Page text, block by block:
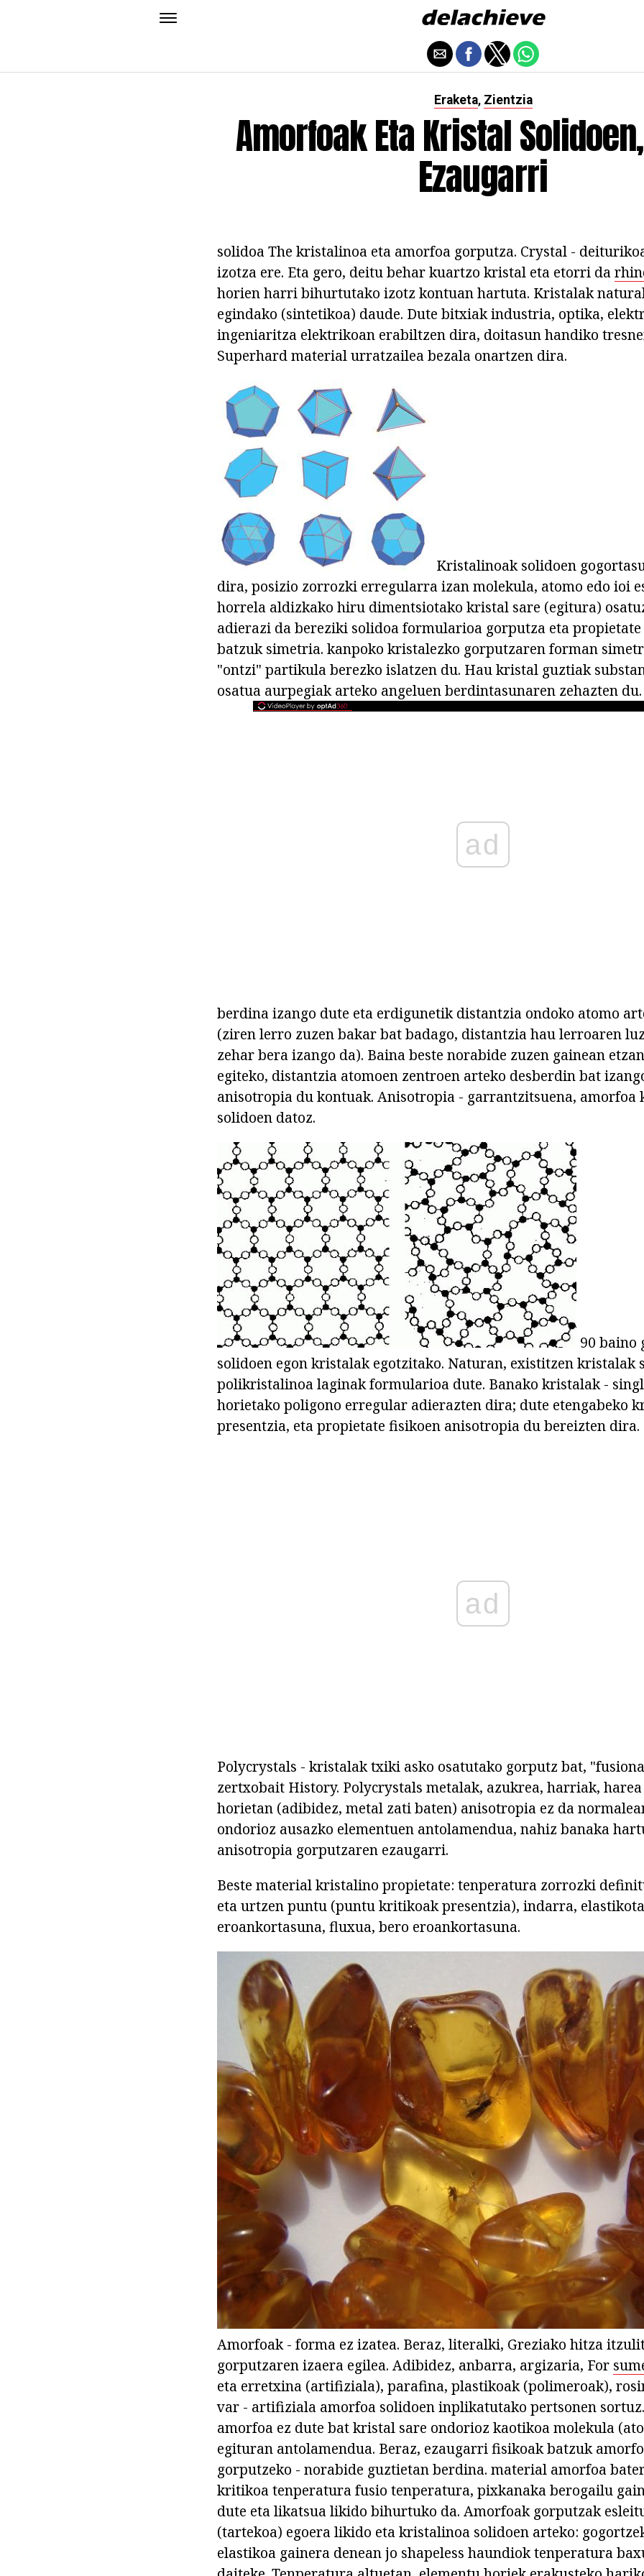
Eraketa, Zientzia
Amorfoak Eta Kristal
Ezaugarri
solidoa The kristalinoa eta amorfoa gorputza. Crystal -
izotza ere. Eta gero, deitu behar kuartzo kristal eta etorri da
horien harri bihurtutako izotz kontuan hartuta. Kristalak
egindako (sintetikoa) daude. Dute bitxiak industria, optika,
ingeniaritza elektrikoan erabiltzen dira, doitasun handiko
Superhard material urratzailea bezala onartzen dira.
Kristalinoak solidoen
dira, posizio zorrozki erregularra izan molekula, atomo edo ioi
horrela aldizkako hiru dimentsiotako kristal sare (egitura)
adierazi da bereziki solidoa formularioa gorputza eta
batzuk simetria. kanpoko kristalezko gorputzaren forman
"ontzi" partikula berezko islatzen du. Hau kristal guztiak
osatua aurpegiak arteko angeluen berdintasunaren zehazten du.
ad
berdina izango dute eta erdigunetik distantzia ondoko atomo
(ziren lerro zuzen bakar bat badago, distantzia hau lerroaren
zehar bera izango da). Baina beste norabide zuzen gainean
egiteko, distantzia atomoen zentroen arteko desberdin bat
anisotropia du kontuak. Anisotropia - garrantzitsuena, amorfoa
solidoen datoz.
90 baino
solidoen egon kristalak egotzitako. Naturan, existitzen kristalak
polikristalinoa laginak formularioa dute. Banako kristalak -
horietako poligono erregular adierazten dira; dute etengabeko
presentzia, eta propietate fisikoen anisotropia du bereizten dira.
ad
Polycrystals - kristalak txiki asko osatutako gorputz bat,
zertxobait History. Polycrystals metalak, azukrea, harriak,
horietan (adibidez, metal zati baten) anisotropia ez da
ondorioz ausazko elementuen antolamendua, nahiz banaka
anisotropia gorputzaren ezaugarri.
Beste material kristalino propietate: tenperatura zorrozki
eta urtzen puntu (puntu kritikoak presentzia), indarra,
eroankortasuna, fluxua, bero eroankortasuna.
Amorfoak - forma ez izatea. Beraz, literalki, Greziako hitza
gorputzaren izaera egilea. Adibidez, anbarra, argizaria, For
eta erretxina (artifiziala), parafina, plastikoak (polimeroak),
var - artifiziala amorfoa solidoen inplikatutako pertsonen
amorfoa ez dute bat kristal sare ondorioz kaotikoa molekula
egituran antolamendua. Beraz, ezaugarri fisikoak batzuk
gorputzeko - norabide guztietan berdina. material amorfoa
kritikoa tenperatura fusio tenperatura, pixkanaka berogailu
dute eta likatsua likido bihurtuko da. Amorfoak gorputzak
(tartekoa) egoera likido eta kristalinoa solidoen arteko:
elastikoa gainera denean jo shapeless haundiok tenperatura